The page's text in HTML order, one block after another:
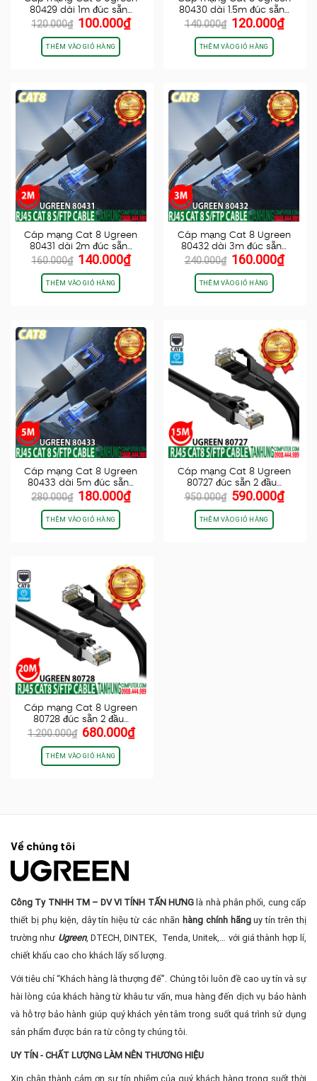
80429 dài 1m đúc sẵn…
120.000₫ Giá
gốc
là:
120.000₫.
100.000₫Giá
THÊM VÀO GIỎ HÀNG
80430 dài 1.5m đúc sẵn…
140.000₫ Giá
gốc
là:
140.000₫.
120.000₫Giá
THÊM VÀO GIỎ HÀNG
Cáp mạng Cat 8 Ugreen
80431 dài 2m đúc sẵn…
160.000₫ Giá
gốc
là:
160.000₫.
140.000₫Giá
THÊM VÀO GIỎ HÀNG
Cáp mạng Cat 8 Ugreen
80432 dài 3m đúc sẵn…
240.000₫ Giá
gốc
là:
240.000₫.
160.000₫Giá
THÊM VÀO GIỎ HÀNG
Cáp mạng Cat 8 Ugreen
80433 dài 5m đúc sẵn…
280.000₫ Giá
gốc
là:
280.000₫.
180.000₫Giá
THÊM VÀO GIỎ HÀNG
Cáp mạng Cat 8 Ugreen
80727 đúc sẵn 2 đầu…
950.000₫ Giá
gốc
là:
950.000₫.
590.000₫Giá
THÊM VÀO GIỎ HÀNG
Cáp mạng Cat 8 Ugreen
80728 đúc sẵn 2 đầu…
1.200.000₫ Giá
gốc
là:
1.200.000₫.
680.000₫Giá
THÊM VÀO GIỎ HÀNG
Về chúng tôi
Công Ty TNHH TM – DV VI TÍNH TẤN HƯNGlà nhà phân phối, cung cấp
thiết bị phụ kiện, dây tín hiệu từ các nhãn hàng chính hãnguy tín trên thị
trường như Ugreen, DTECH, DINTEK, Tenda, Unitek,… với giá thành hợp lí,
chiết khấu cao cho khách lấy số lượng.
Với tiêu chí “Khách hàng là thượng đế”. Chúng tôi luôn đề cao uy tín và sự
hài lòng của khách hàng từ khâu tư vấn, mua hàng đến dịch vụ bảo hành
và hỗ trợ bảo hành giúp quý khách yên tâm trong suốt quá trình sử dụng
sản phẩm được bán ra từ công ty chúng tôi.
UY TÍN - CHẤT LƯỢNG LÀM NÊN THƯƠNG HIỆU
Xin chân thành cảm ơn sự tín nhiệm của quý khách hàng trong suốt thời